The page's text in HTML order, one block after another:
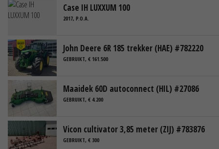
Case IH LUXXUM 100
2017, P.O.A.
John Deere 6R 185 trekker (HAE) #782220
GEBRUIKT, € 161.500
Maaidek 60D autoconnect (HIL) #27086
GEBRUIKT, € 4.200
Vicon cultivator 3,85 meter (ZIJ) #783876
GEBRUIKT, € 300